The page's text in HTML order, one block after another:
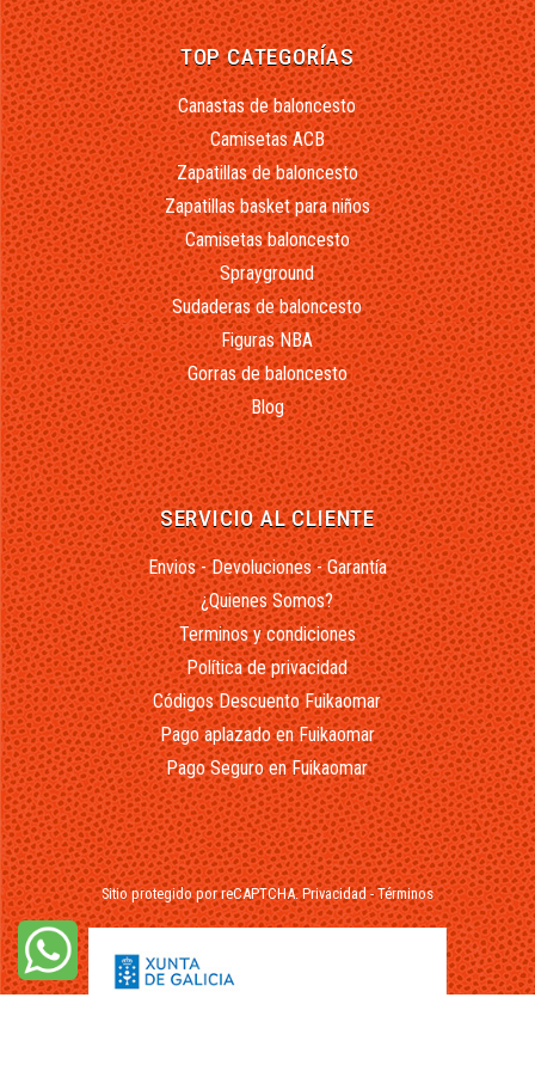
TOP CATEGORÍAS
Canastas de baloncesto
Camisetas ACB
Zapatillas de baloncesto
Zapatillas basket para niños
Camisetas baloncesto
Sprayground
Sudaderas de baloncesto
Figuras NBA
Gorras de baloncesto
Blog
SERVICIO AL CLIENTE
Envios - Devoluciones - Garantía
¿Quienes Somos?
Terminos y condiciones
Política de privacidad
Códigos Descuento Fuikaomar
Pago aplazado en Fuikaomar
Pago Seguro en Fuikaomar
Sitio protegido por reCAPTCHA.Privacidad-Términos